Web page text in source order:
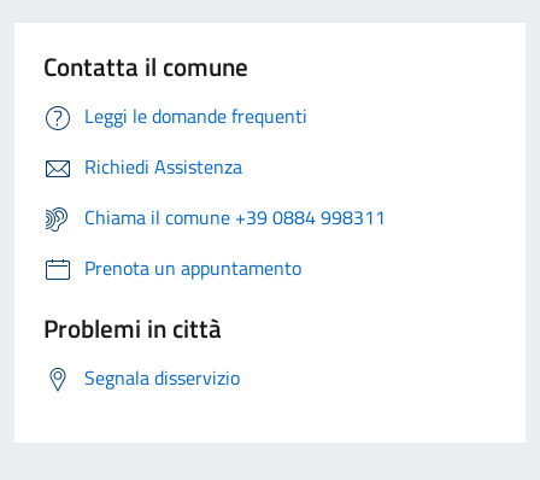
Contatta il comune
Leggi le domande frequenti
Richiedi Assistenza
Chiama il comune +39 0884 998311
Prenota un appuntamento
Problemi in città
Segnala disservizio